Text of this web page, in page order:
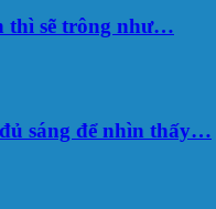
thì sẽ trông như…
sáng để nhìn thấy…